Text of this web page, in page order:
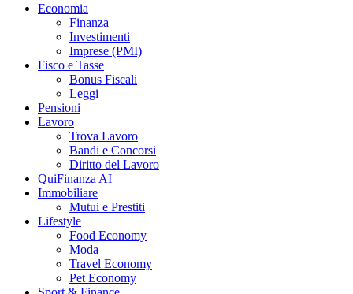
Economia
Finanza
Investimenti
Imprese (PMI)
Fisco e Tasse
Bonus Fiscali
Leggi
Pensioni
Lavoro
Trova Lavoro
Bandi e Concorsi
Diritto del Lavoro
QuiFinanza AI
Immobiliare
Mutui e Prestiti
Lifestyle
Food Economy
Moda
Travel Economy
Pet Economy